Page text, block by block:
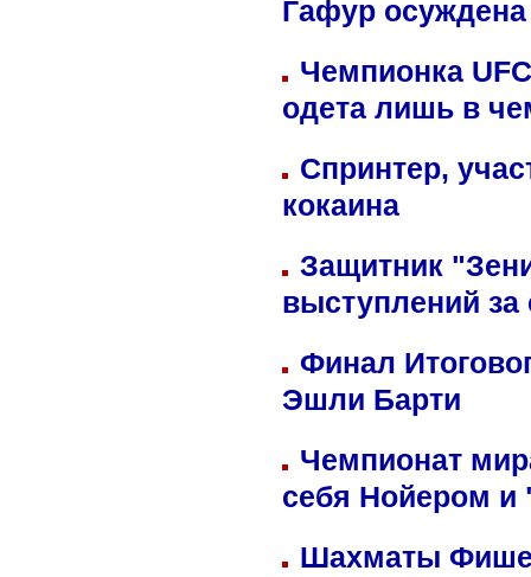
Гафур осуждена
Чемпионка
одета лишь в
Спринтер,
кокаина
Защитник
выступлений
Финал
Эшли Барти
Чемпионат
себя Нойером и
Шахматы